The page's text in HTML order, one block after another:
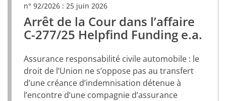
n° 92/2026 : 25 juin 2026
Arrêt de la Cour dans l’affaire
C-277/25 Helpfind Funding e.a.
(document
PDF,
s’ouvrira
un
nouvel
onglet)
Assurance responsabilité civile automobile : le
droit de l’Union ne s’oppose pas au transfert
d’une créance d’indemnisation détenue à
l’encontre d’une compagnie d’assurance